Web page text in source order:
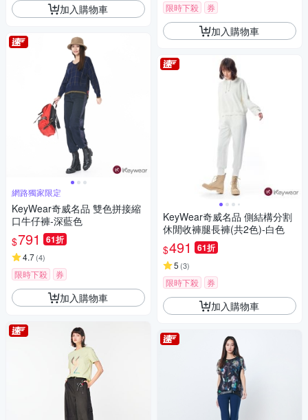
加入購物車
網路獨家限定
KeyWear奇威名品 雙色拼接縮
口牛仔褲-深藍色
$791 61折
4.7(4)
限時下殺 券
加入購物車
限時下殺 券
加入購物車
KeyWear奇威名品 側結構分割
休閒收褲腿長褲(共2色)-白色
$491 61折
5 (3)
限時下殺 券
加入購物車